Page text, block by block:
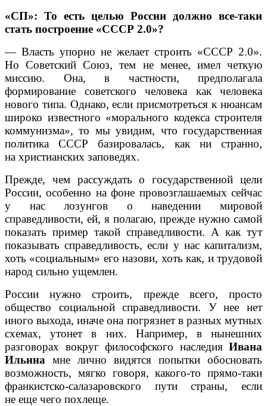
«СП»: То есть целью России должно все-таки
стать построение «СССР 2.0»?
— Власть упорно не желает строить «СССР 2.0».
Но Советский Союз, тем не менее, имел четкую
миссию. Она, в частности, предполагала
формирование советского человека как человека
нового типа. Однако, если присмотреться к нюансам
широко известного «морального кодекса строителя
коммунизма», то мы увидим, что государственная
политика СССР базировалась, как ни странно,
на христианских заповедях.
Прежде, чем рассуждать о государственной цели
России, особенно на фоне провозглашаемых сейчас
у нас лозунгов о наведении мировой
справедливости, ей, я полагаю, прежде нужно самой
показать пример такой справедливости. А как тут
показывать справедливость, если у нас капитализм,
хоть «социальным» его назови, хоть как, и трудовой
народ сильно ущемлен.
России нужно строить, прежде всего, просто
общество социальной справедливости. У нее нет
иного выхода, иначе она погрязнет в разных мутных
схемах, утонет в них. Например, в нынешних
разговорах вокруг философского наследия Ивана
Ильина мне лично видятся попытки обосновать
возможность, мягко говоря, какого-то прямо-таки
франкистско-салазаровского пути страны, если
не еще чего похлеще.